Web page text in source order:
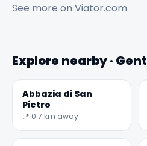
See more on Viator.com
Explore nearby · Gent
Abbazia di San
Pietro
📍 0.7 km away